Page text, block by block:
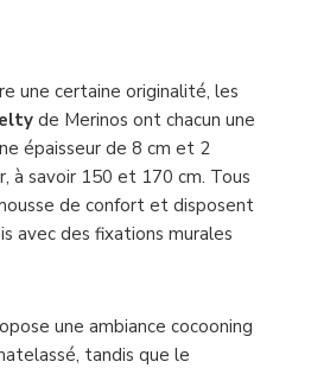
une certaine originalité, les
de Merinos ont chacun une
épaisseur de 8 cm et 2
à savoir 150 et 170 cm. Tous
de confort et disposent
avec des fixations murales
une ambiance cocooning
tandis que le